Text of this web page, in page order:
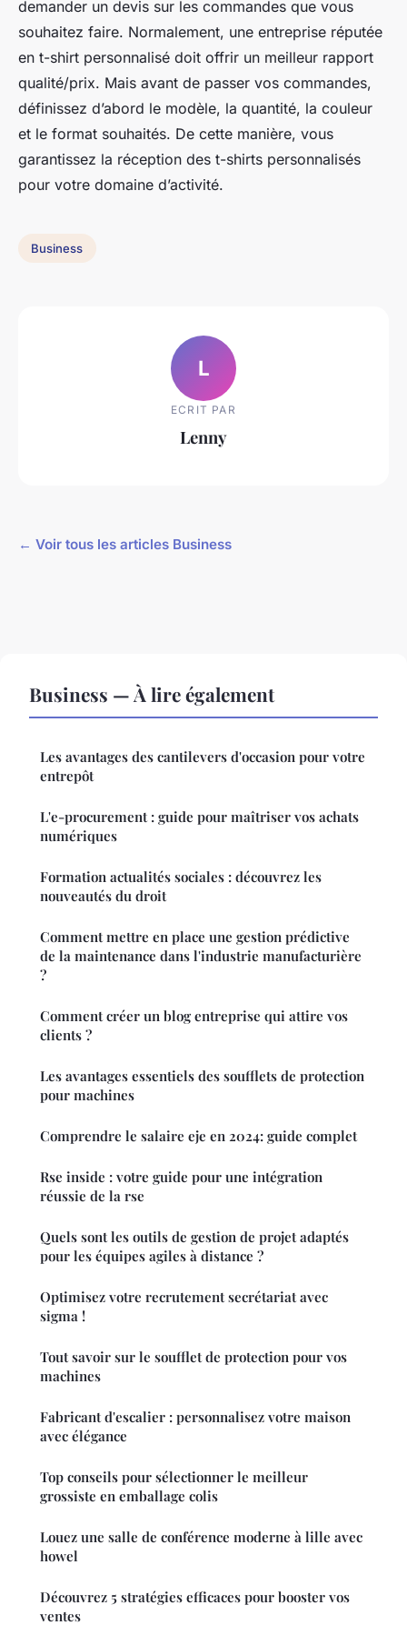
demander un devis sur les commandes que vous
souhaitez faire. Normalement, une entreprise réputée
en t-shirt personnalisé doit offrir un meilleur rapport
qualité/prix. Mais avant de passer vos commandes,
définissez d’abord le modèle, la quantité, la couleur
et le format souhaités. De cette manière, vous
garantissez la réception des t-shirts personnalisés
pour votre domaine d’activité.
Business
L
ECRIT PAR
Lenny
← Voir tous les articles Business
Business — À lire également
Les avantages des cantilevers d'occasion pour votre
entrepôt
L'e-procurement : guide pour maîtriser vos achats
numériques
Formation actualités sociales : découvrez les
nouveautés du droit
Comment mettre en place une gestion prédictive
de la maintenance dans l'industrie manufacturière
?
Comment créer un blog entreprise qui attire vos
clients ?
Les avantages essentiels des soufflets de protection
pour machines
Comprendre le salaire eje en 2024: guide complet
Rse inside : votre guide pour une intégration
réussie de la rse
Quels sont les outils de gestion de projet adaptés
pour les équipes agiles à distance ?
Optimisez votre recrutement secrétariat avec
sigma !
Tout savoir sur le soufflet de protection pour vos
machines
Fabricant d'escalier : personnalisez votre maison
avec élégance
Top conseils pour sélectionner le meilleur
grossiste en emballage colis
Louez une salle de conférence moderne à lille avec
howel
Découvrez 5 stratégies efficaces pour booster vos
ventes